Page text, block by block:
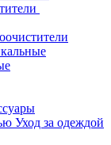
Уход за одеждой